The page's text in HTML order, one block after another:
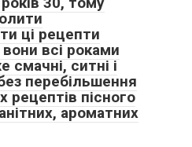
ці рецепти
всі роками
смачні, ситні і
перебільшення
рецептів пісного
ароматних